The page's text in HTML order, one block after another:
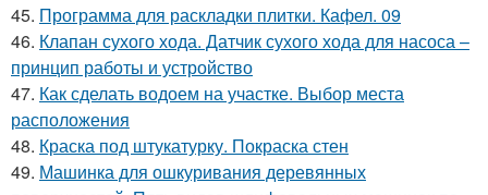
45. Программа для раскладки плитки. Кафел. 09
46. Клапан сухого хода. Датчик сухого хода для насоса –
принцип работы и устройство
47. Как сделать водоем на участке. Выбор места
расположения
48. Краска под штукатурку. Покраска стен
49. Машинка для ошкуривания деревянных